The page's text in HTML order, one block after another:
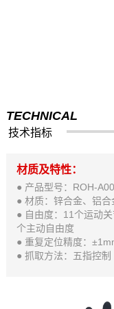
TECHNICAL
技术指标
材质及特性：
● 产品型号：ROH-
● 材质：锌合金、铝合
● 自由度：11个运动
个主动自由度
● 重复定位精度：
● 抓取方法：五指控制